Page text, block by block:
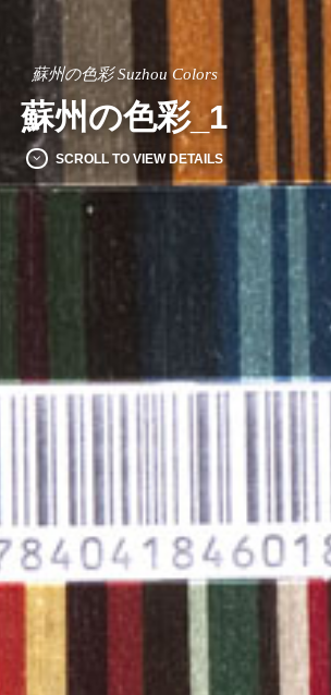
蘇州の色彩 Suzhou Colors
蘇州の色彩_1
SCROLL TO VIEW DETAILS